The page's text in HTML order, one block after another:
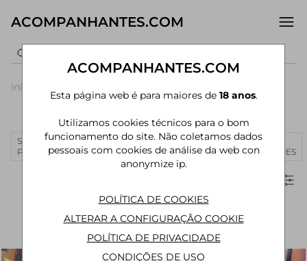
ACOMPANHANTES.COM
Início
SÃO
PAULO
RIO DE
JANEIRO
CURITIBA MANAUS
JOÃO
PESSOA
MAIS
CIDADES
ACOMPANHANTES.COM
Esta página web é para maiores de 18 anos.
Utilizamos cookies técnicos para o bom
funcionamento do site. Não coletamos dados
pessoais com cookies de análise da web con
anonymize ip.
POLÍTICA DE COOKIES
ALTERAR A CONFIGURAÇÃO COOKIE
POLÍTICA DE PRIVACIDADE
CONDIÇÕES DE USO